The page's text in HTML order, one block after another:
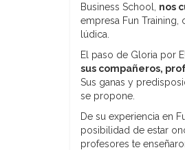
Business School, nos
empresa Fun
lúdica.
El paso de Gloria por
sus compañeros,
Sus ganas y
se propone.
De su experiencia en
posibilidad de estar
profesores te